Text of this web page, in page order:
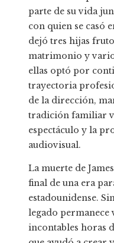
parte de su vida
con quien se casó
dejó tres hijas
matrimonio y
ellas optó por
trayectoria
de la dirección,
tradición familiar
espectáculo y la
audiovisual.
La muerte de
final de una era
estadounidense.
legado permanece
incontables horas